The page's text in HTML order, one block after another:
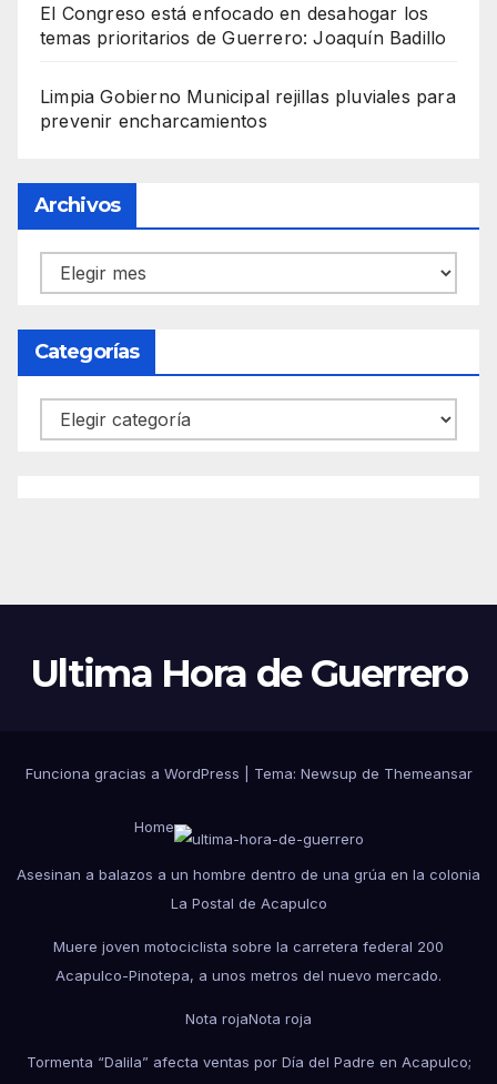
El Congreso está enfocado en desahogar los
temas prioritarios de Guerrero: Joaquín Badillo
Limpia Gobierno Municipal rejillas pluviales para
prevenir encharcamientos
Archivos
Archivos
Categorías
Categorías
Ultima Hora de Guerrero
Funciona gracias a WordPress Tema: Newsup de Themeansar
Home
Asesinan a balazos a un hombre dentro de una grúa en la colonia
La Postal de Acapulco
Muere joven motociclista sobre la carretera federal 200
Acapulco-Pinotepa, a unos metros del nuevo mercado.
Nota rojaNota roja
Tormenta “Dalila” afecta ventas por Día del Padre en Acapulco;